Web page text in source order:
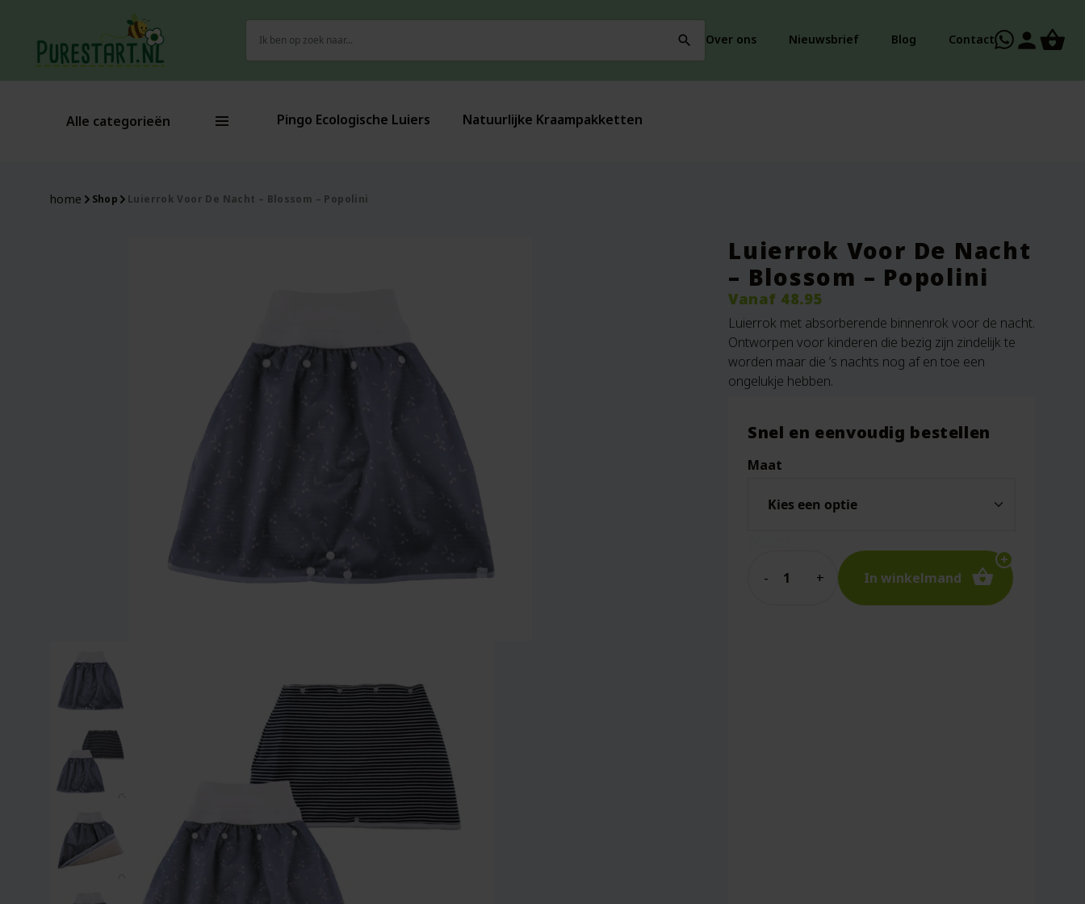
naar:
search Over ons Nieuwsbrief Blog Contact person
Alle categorieën Pingo Ecologische Luiers Natuurlijke Kraampakketten
home Shop Luierrok Voor De Nacht – Blossom – Popolini
Luierrok Voor De Nacht
– Blossom – Popolini
Vanaf 48.95
Luierrok met absorberende binnenrok voor de nacht.
Ontworpen voor kinderen die bezig zijn zindelijk te
worden maar die ’s nachts nog af en toe een
ongelukje hebben.
Snel en eenvoudig bestellen
Maat
In winkelmand